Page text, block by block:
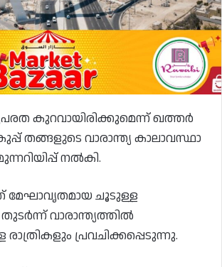
കുറവായിരിക്കുമെന്ന് ഖത്തർ
തങ്ങളുടെ വാരാന്ത്യ കാലാവസ്ഥാ
നൽകി.
ചൂടുള്ള
വാരാന്ത്യത്തിൽ
രാത്രികളും പ്രവചിക്കപ്പെടുന്നു.